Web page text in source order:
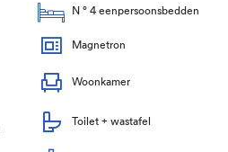
N ° 4 eenpersoonsbedden
Magnetron
Woonkamer
Toilet + wastafel